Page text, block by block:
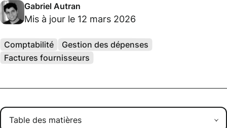
Gabriel Autran
Mis à jour le 12 mars 2026
Comptabilité
Gestion des dépenses
Factures fournisseurs